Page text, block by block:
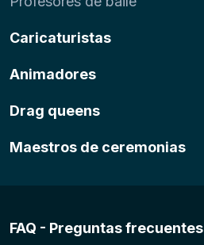
Caricaturistas
Animadores
Drag queens
Maestros de ceremonias
FAQ - Preguntas frecuentes